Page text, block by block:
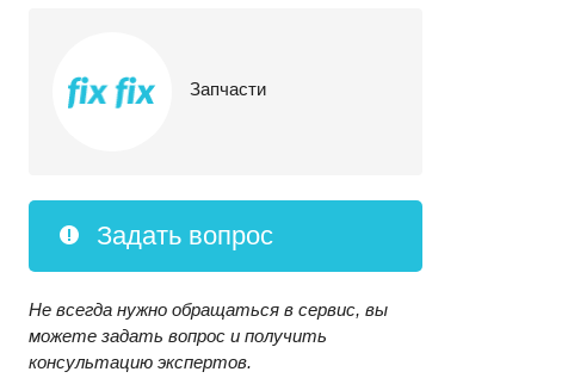
Запчасти
Задать вопрос
Не всегда нужно обращаться в сервис, вы
можете задать вопрос и получить
консультацию экспертов.